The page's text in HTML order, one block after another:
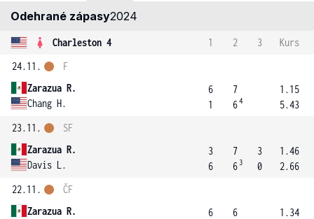
Odehrané zápasy2024
Charleston 4 1 2 3
Kurs
24.11.
Zarazua R.
Chang H.
F
6
1
7
64
1.15
5.43
23.11.
Zarazua R.
Davis L.
SF
3
6
7
6 3
3
0
1.46
2.66
22.11.
Zarazua R.
ČF
6
6
1.34